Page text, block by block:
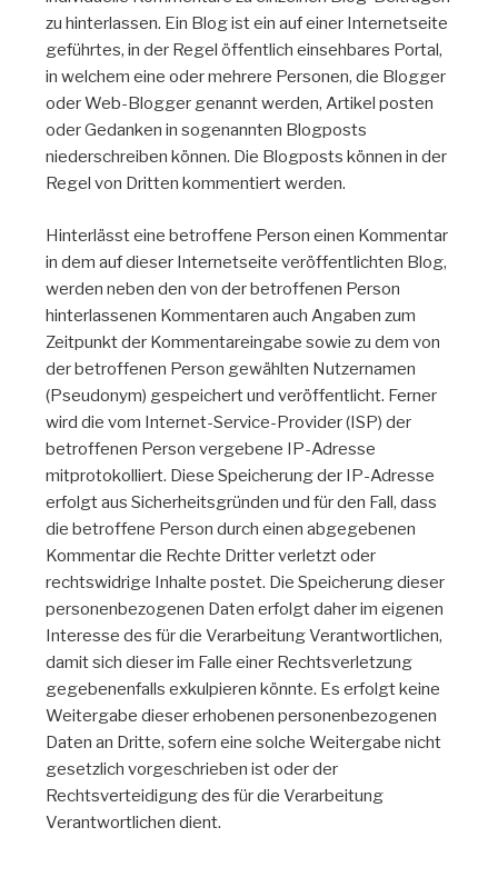
zu hinterlassen. Ein Blog ist ein auf einer Internetseite
geführtes, in der Regel öffentlich einsehbares Portal,
in welchem eine oder mehrere Personen, die Blogger
oder Web-Blogger genannt werden, Artikel posten
oder Gedanken in sogenannten Blogposts
niederschreiben können. Die Blogposts können in der
Regel von Dritten kommentiert werden.
Hinterlässt eine betroffene Person einen Kommentar
in dem auf dieser Internetseite veröffentlichten Blog,
werden neben den von der betroffenen Person
hinterlassenen Kommentaren auch Angaben zum
Zeitpunkt der Kommentareingabe sowie zu dem von
der betroffenen Person gewählten Nutzernamen
(Pseudonym) gespeichert und veröffentlicht. Ferner
wird die vom Internet-Service-Provider (ISP) der
betroffenen Person vergebene IP-Adresse
mitprotokolliert. Diese Speicherung der IP-Adresse
erfolgt aus Sicherheitsgründen und für den Fall, dass
die betroffene Person durch einen abgegebenen
Kommentar die Rechte Dritter verletzt oder
rechtswidrige Inhalte postet. Die Speicherung dieser
personenbezogenen Daten erfolgt daher im eigenen
Interesse des für die Verarbeitung Verantwortlichen,
damit sich dieser im Falle einer Rechtsverletzung
gegebenenfalls exkulpieren könnte. Es erfolgt keine
Weitergabe dieser erhobenen personenbezogenen
Daten an Dritte, sofern eine solche Weitergabe nicht
gesetzlich vorgeschrieben ist oder der
Rechtsverteidigung des für die Verarbeitung
Verantwortlichen dient.